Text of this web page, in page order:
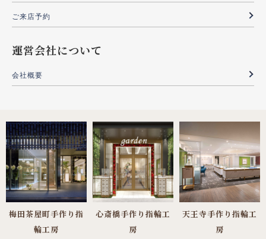
ご来店予約
運営会社について
会社概要
梅田茶屋町手作り指
輪工房
心斎橋手作り指輪工
房
天王寺手作り指輪工
房